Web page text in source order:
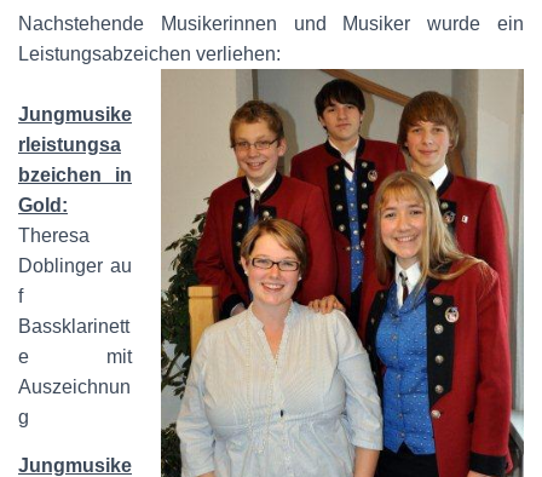
Nachstehende Musikerinnen und Musiker wurde ein
Leistungsabzeichen verliehen:
Jungmusike
rleistungsa
bzeichen in
Gold:
Theresa
Doblinger au
f
Bassklarinett
e mit
Auszeichnun
g
Jungmusike